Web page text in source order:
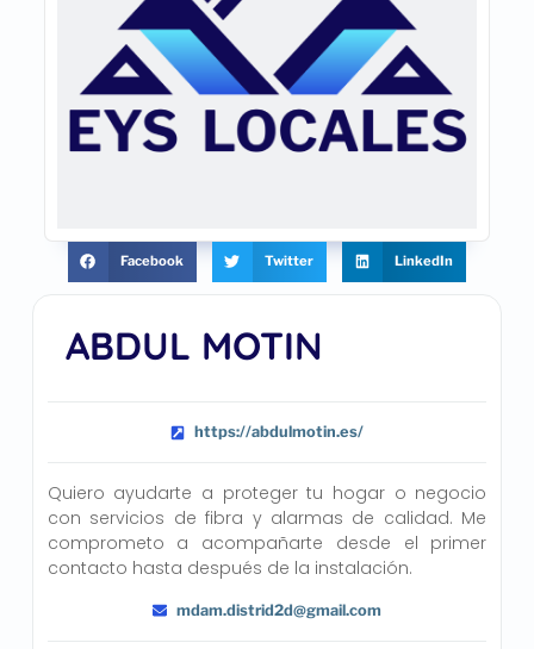
ABDUL MOTIN
https://abdulmotin.es/
Quiero ayudarte a proteger tu hogar o negocio
con servicios de fibra y alarmas de calidad. Me
comprometo a acompañarte desde el primer
contacto hasta después de la instalación.
mdam.distrid2d@gmail.com
Facebook Twitter LinkedIn